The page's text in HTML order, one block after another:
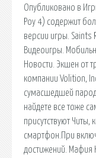
Опубликовано в
Роу 4) содержит
версии игры.
Видеоигры.
Новости. Экшен от
компании Volition,
сумасшедшей
найдете все тоже
присутствуют
смартфон.При
достижений. Мафия